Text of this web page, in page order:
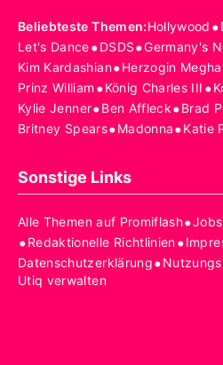
Beliebteste Themen:Hollywood •
Let's Dance•DSDS•Germany's
Kim Kardashian•Herzogin
Prinz William •König Charles III •
Kylie Jenner•Ben Affleck•Brad
Britney Spears•Madonna•Katie
Sonstige Links
Alle Themen auf Promiflash•Jobs
•Redaktionelle Richtlinien•
Datenschutzerklärung•
Utiq verwalten